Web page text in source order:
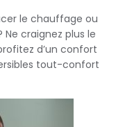
le chauffage ou
craignez plus le
d’un confort
tout-confort